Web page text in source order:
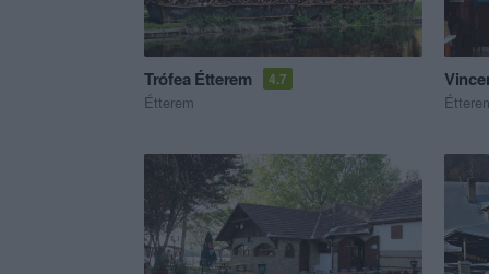
Trófea Étterem 4.7
Étterem